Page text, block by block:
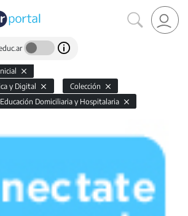
y Digital
Colección
Educación Domiciliaria y Hospitalaria